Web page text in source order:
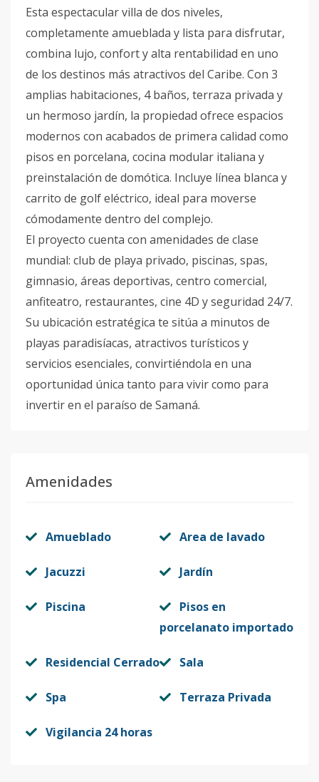
Esta espectacular villa de dos niveles,
completamente amueblada y lista para disfrutar,
combina lujo, confort y alta rentabilidad en uno
de los destinos más atractivos del Caribe. Con 3
amplias habitaciones, 4 baños, terraza privada y
un hermoso jardín, la propiedad ofrece espacios
modernos con acabados de primera calidad como
pisos en porcelana, cocina modular italiana y
preinstalación de domótica. Incluye línea blanca y
carrito de golf eléctrico, ideal para moverse
cómodamente dentro del complejo.
El proyecto cuenta con amenidades de clase
mundial: club de playa privado, piscinas, spas,
gimnasio, áreas deportivas, centro comercial,
anfiteatro, restaurantes, cine 4D y seguridad 24/7.
Su ubicación estratégica te sitúa a minutos de
playas paradisíacas, atractivos turísticos y
servicios esenciales, convirtiéndola en una
oportunidad única tanto para vivir como para
invertir en el paraíso de Samaná.
Amenidades
Amueblado Area de lavado
Jacuzzi Jardín
Piscina
Pisos en
porcelanato importado
Residencial Cerrado Sala
Spa Terraza Privada
Vigilancia 24 horas